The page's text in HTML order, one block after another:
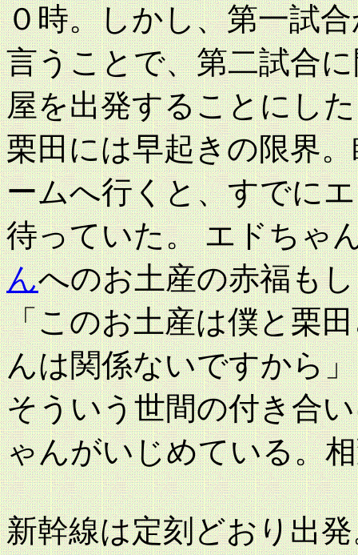
０時。しかし、第一試
言うことで、第二試合
屋を出発することにし
栗田には早起きの限界
ームへ行くと、すでに
待っていた。 エドちゃ
んへのお土産の赤福も
「このお土産は僕と栗
んは関係ないですから」
そういう世間の付き合
ゃんがいじめている。
新幹線は定刻どおり出